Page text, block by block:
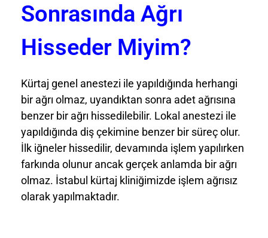
Sonrasında Ağrı
Hisseder Miyim?
Kürtaj genel anestezi ile yapıldığında herhangi
bir ağrı olmaz, uyandıktan sonra adet ağrısına
benzer bir ağrı hissedilebilir. Lokal anestezi ile
yapıldığında diş çekimine benzer bir süreç olur.
İlk iğneler hissedilir, devamında işlem yapılırken
farkında olunur ancak gerçek anlamda bir ağrı
olmaz. İstabul kürtaj kliniğimizde işlem ağrısız
olarak yapılmaktadır.